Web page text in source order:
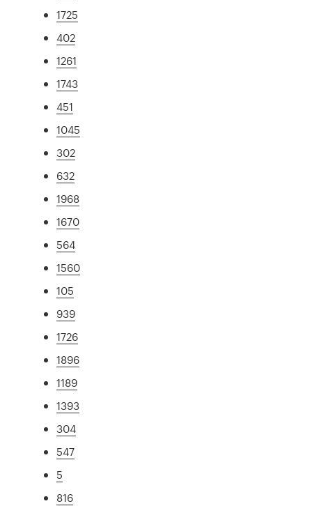
1725
402
1261
1743
451
1045
302
632
1968
1670
564
1560
105
939
1726
1896
1189
1393
304
547
5
816